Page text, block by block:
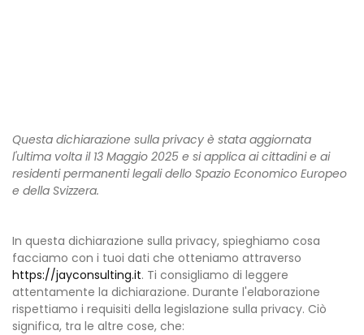
Questa dichiarazione sulla privacy è stata aggiornata
l'ultima volta il 13 Maggio 2025 e si applica ai cittadini e ai
residenti permanenti legali dello Spazio Economico Europeo
e della Svizzera.
In questa dichiarazione sulla privacy, spieghiamo cosa
facciamo con i tuoi dati che otteniamo attraverso
https://jayconsulting.it. Ti consigliamo di leggere
attentamente la dichiarazione. Durante l'elaborazione
rispettiamo i requisiti della legislazione sulla privacy. Ciò
significa, tra le altre cose, che: